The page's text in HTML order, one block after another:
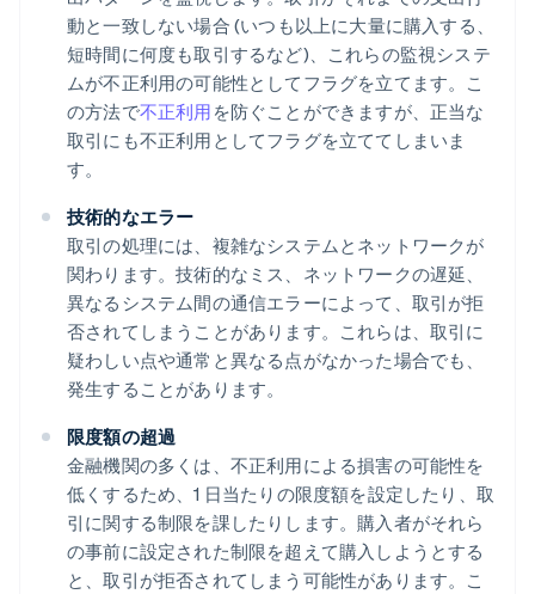
動と一致しない場合 (いつも以上に大量に購入する、
短時間に何度も取引するなど)、これらの監視システ
ムが不正利用の可能性としてフラグを立てます。こ
の方法で不正利用 を防ぐことができますが、正当な
取引にも不正利用としてフラグを立ててしまいま
す。
技術的なエラー
取引の処理には、複雑なシステムとネットワークが
関わります。技術的なミス、ネットワークの遅延、
異なるシステム間の通信エラーによって、取引が拒
否されてしまうことがあります。これらは、取引に
疑わしい点や通常と異なる点がなかった場合でも、
発生することがあります。
限度額の超過
金融機関の多くは、不正利用による損害の可能性を
低くするため、1 日当たりの限度額を設定したり、取
引に関する制限を課したりします。購入者がそれら
の事前に設定された制限を超えて購入しようとする
と、取引が拒否されてしまう可能性があります。こ